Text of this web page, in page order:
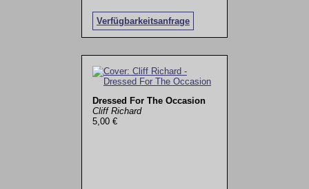
Verfügbarkeitsanfrage
Dressed For The Occasion
Cliff Richard
5,00 €